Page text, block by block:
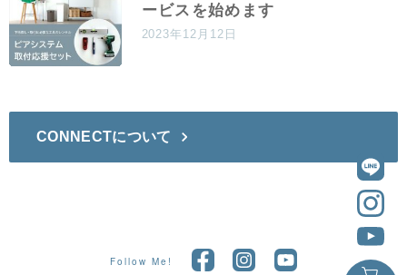
ービスを始めます
2023年12月12日
CONNECTについて
Follow Me!